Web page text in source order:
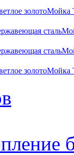
Мойка
Мойка